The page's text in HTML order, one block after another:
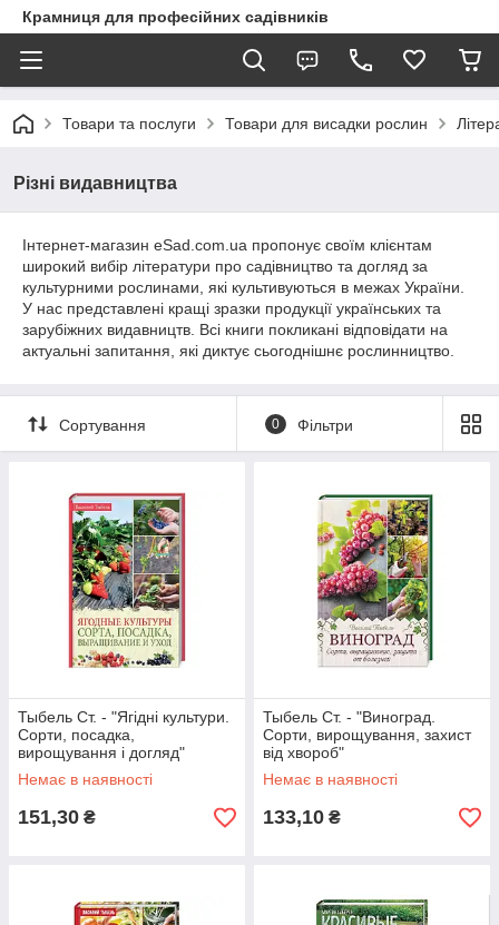
Крамниця для професійних садівників
Товари та послуги Товари для висадки рослин
Різні видавництва
Інтернет-магазин eSad.com.ua пропонує своїм клієнтам
широкий вибір літератури про садівництво та догляд за
культурними рослинами, які культивуються в межах України.
У нас представлені кращі зразки продукції українських та
зарубіжних видавництв. Всі книги покликані відповідати на
актуальні запитання, які диктує сьогоднішнє рослинництво.
Сортування 0 Фільтри
Тыбель Ст. - "Ягідні культури.
Сорти, посадка,
вирощування і догляд"
Немає в наявності
151,30 ₴
Тыбель Ст. - "Виноград.
Сорти, вирощування, захист
від хвороб"
Немає в наявності
133,10 ₴